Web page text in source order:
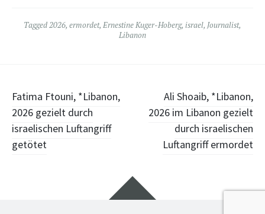
Tagged2026, ermordet, Ernestine Kuger-Hoberg, israel, Journalist,
Libanon
Post
navigation
Fatima Ftouni, *Libanon,
2026 gezielt durch
israelischen Luftangriff
getötet
Ali Shoaib, *Libanon,
2026 im Libanon gezielt
durch israelischen
Luftangriff ermordet
Widgets